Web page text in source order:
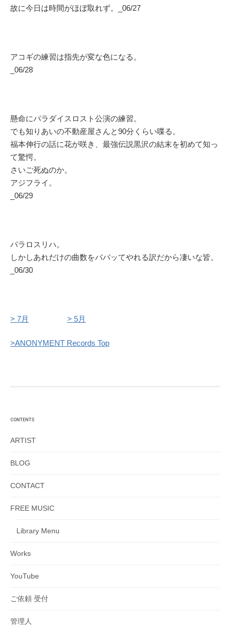
故に今日は時間がほぼ取れず。_06/27
アコギの練習は指先が変な色になる。
_06/28
懸命にパラダイスロスト公演の練習。
でも知りあいの不動産屋さんと90分くらい喋る。
福本伸行の話に花が咲き、最強伝説黒沢の結末を初めて知っ
て驚愕。
さいご死ぬのか。
アジフライ。
_06/29
パラロスリハ。
しかしあれだけの曲数をババッてやれる訳だから凄いな皆。
_06/30
> 7月 > 5月
>ANONYMENT Records Top
CONTENTS
ARTIST
BLOG
CONTACT
FREE MUSIC
Library Menu
Works
YouTube
ご依頼 受付
管理人